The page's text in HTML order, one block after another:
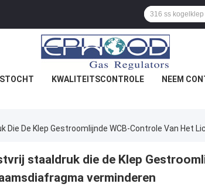
KWALITEITSCONTROLE NEEM
Die De Klep Gestroomlijnde WCB-Controle Van Het
staaldruk die de Klep
verminderen